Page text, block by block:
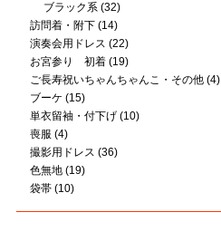
ブラック系(32)
訪問着・附下(14)
演奏会用ドレス (22)
お宮参り 初着(19)
ご長寿祝いちゃんちゃんこ・その他(4)
ブーケ (15)
単衣留袖・付下げ(10)
喪服 (4)
撮影用ドレス (36)
色無地(19)
袋帯(10)